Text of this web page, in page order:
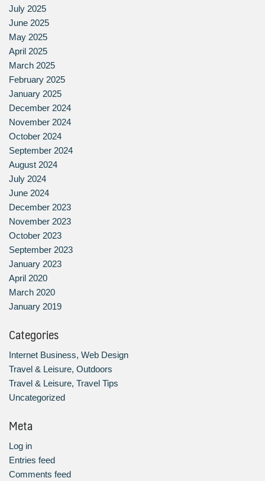
July 2025
June 2025
May 2025
April 2025
March 2025
February 2025
January 2025
December 2024
November 2024
October 2024
September 2024
August 2024
July 2024
June 2024
December 2023
November 2023
October 2023
September 2023
January 2023
April 2020
March 2020
January 2019
Categories
Internet Business, Web Design
Travel & Leisure, Outdoors
Travel & Leisure, Travel Tips
Uncategorized
Meta
Log in
Entries feed
Comments feed